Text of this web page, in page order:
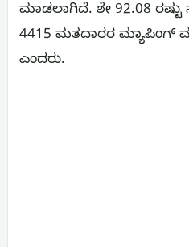
ಮಾಡಲಾಗಿದೆ. ಶೇ 92.08
4415 ಮತದಾರರ ಮ್ಯಾಪಿಂಗ್
ಎಂದರು.